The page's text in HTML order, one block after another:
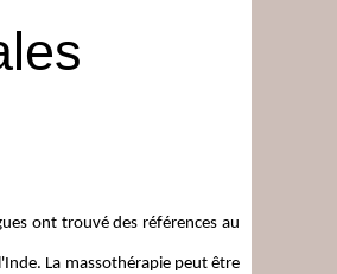
ont trouvé des références au
La massothérapie peut être